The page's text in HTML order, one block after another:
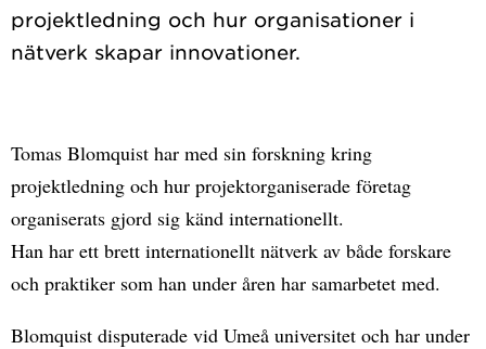
projektledning och hur organisationer i
Tomas Blomquist har med sin forskning kring
projektledning och hur projektorganiserade företag
organiserats gjord sig känd internationellt.
Han har ett brett internationellt nätverk av både forskare
och praktiker som han under åren har samarbetet med.
Blomquist disputerade vid Umeå universitet och har under